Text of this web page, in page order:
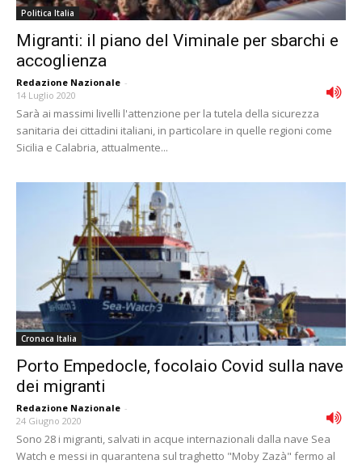
Politica Italia
Migranti: il piano del Viminale per sbarchi e
accoglienza
Redazione Nazionale -
14 Luglio 2020
Sarà ai massimi livelli l'attenzione per la tutela della sicurezza
sanitaria dei cittadini italiani, in particolare in quelle regioni come
Sicilia e Calabria, attualmente...
Cronaca Italia
Porto Empedocle, focolaio Covid sulla nave
dei migranti
Redazione Nazionale -
24 Giugno 2020
Sono 28 i migranti, salvati in acque internazionali dalla nave Sea
Watch e messi in quarantena sul traghetto "Moby Zazà" fermo al